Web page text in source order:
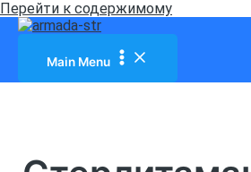
Перейти к содержимому
Main Menu